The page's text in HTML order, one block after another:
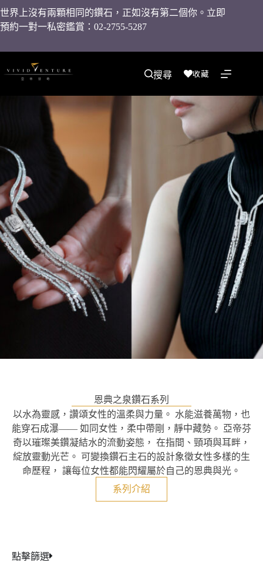
世界上沒有兩顆相同的鑽石，正如沒有第二個你。立即
預約一對一私密鑑賞：02-2755-5287
搜尋 收藏
恩典之泉鑽石系列
以水為靈感，讚頌女性的溫柔與力量。 水能滋養萬物，也
能穿石成瀑—— 如同女性，柔中帶剛，靜中藏勢。 亞帝芬
奇以璀璨美鑽凝結水的流動姿態， 在指間、頸項與耳畔，
綻放靈動光芒。 可變換鑽石主石的設計象徵女性多樣的生
命歷程， 讓每位女性都能閃耀屬於自己的恩典與光。
系列介紹
點擊篩選